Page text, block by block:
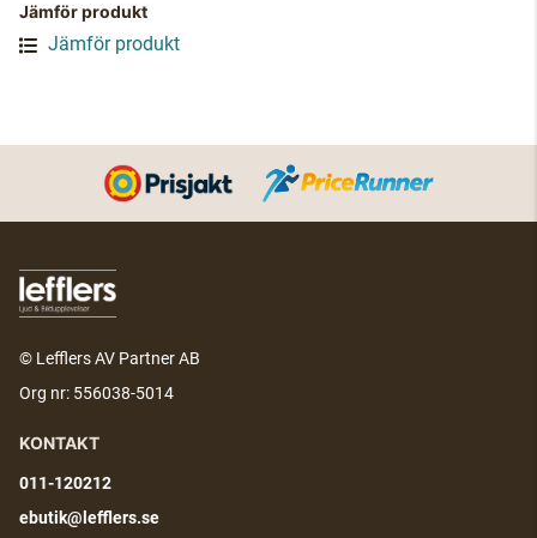
Jämför produkt
Jämför produkt
© Lefflers AV Partner AB
Org nr: 556038-5014
KONTAKT
011-120212
ebutik@lefflers.se